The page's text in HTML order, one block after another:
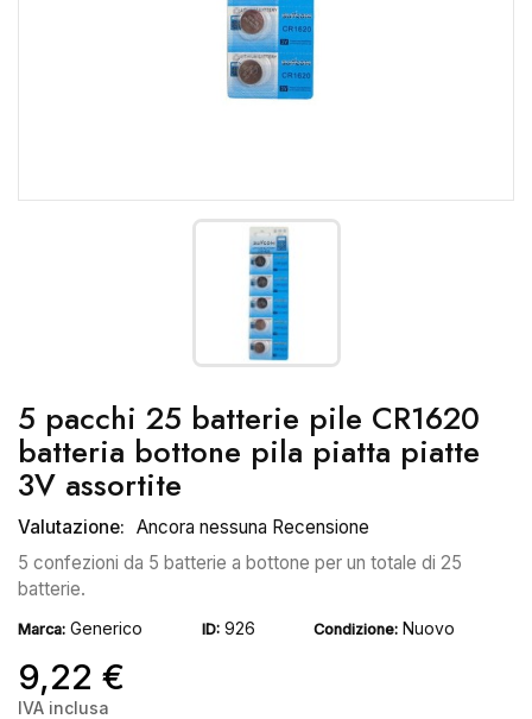
5 pacchi 25 batterie pile CR1620
batteria bottone pila piatta piatte
3V assortite
Valutazione: Ancora nessuna Recensione
5 confezioni da 5 batterie a bottone per un totale di 25
batterie.
Marca: Generico ID: 926 Condizione: Nuovo
9,22 €
IVA inclusa